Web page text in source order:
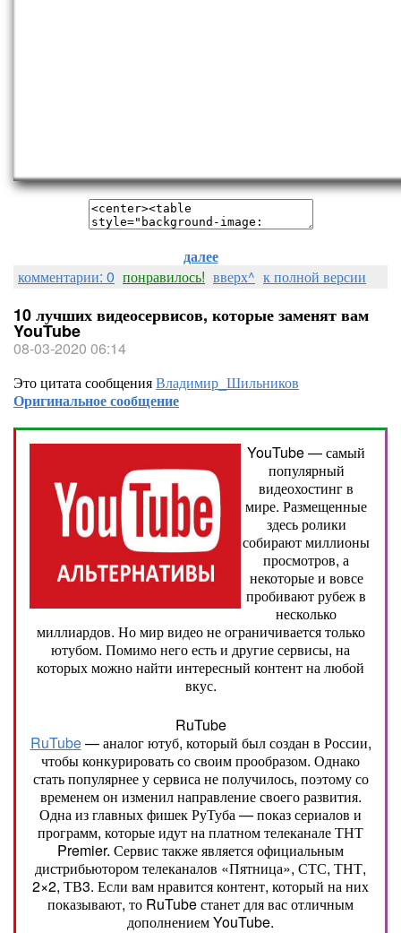
далее
комментарии: 0 понравилось! вверх^ к полной версии
10 лучших видеосервисов, которые заменят вам
YouTube
08-03-2020 06:14
Это цитата сообщенияВладимир_Шильников
Оригинальное сообщение
YouTube — самый
популярный
видеохостинг в
мире. Размещенные
здесь ролики
собирают миллионы
просмотров, а
некоторые и вовсе
пробивают рубеж в
несколько
миллиардов. Но мир видео не ограничивается только
ютубом. Помимо него есть и другие сервисы, на
которых можно найти интересный контент на любой
вкус.
RuTube
RuTube— аналог ютуб, который был создан в России,
чтобы конкурировать со своим прообразом. Однако
стать популярнее у сервиса не получилось, поэтому со
временем он изменил направление своего развития.
Одна из главных фишек РуТуба — показ сериалов и
программ, которые идут на платном телеканале ТНТ
Premier. Сервис также является официальным
дистрибьютором телеканалов «Пятница», СТС, ТНТ,
2×2, ТВ3. Если вам нравится контент, который на них
показывают, то RuTube станет для вас отличным
дополнением YouTube.